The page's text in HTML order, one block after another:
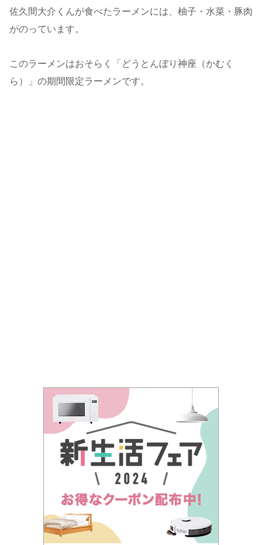
佐久間大介くんが食べたラーメンには、柚子・水菜・豚肉
がのっています。
このラーメンはおそらく「どうとんぼり神座（かむく
ら）」の期間限定ラーメンです。